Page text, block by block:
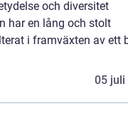
och diversitet
har en lång och stolt
i framväxten av ett
05 juli